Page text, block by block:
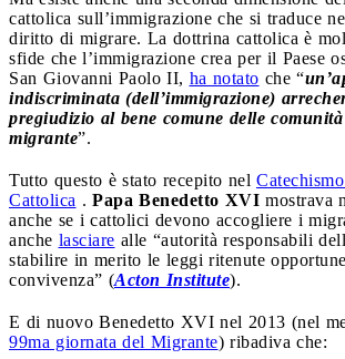
cattolica sull’immigrazione che si traduce
diritto di migrare. La dottrina cattolica è
sfide che l’immigrazione crea per il Paese
San Giovanni Paolo II, ha notato che “
indiscriminata (dell’immigrazione)
pregiudizio al bene comune delle
migrante”.
Tutto questo è stato recepito nel
Cattolica . Papa Benedetto XVI mostrava
anche se i cattolici devono accogliere i
anche lasciare alle “autorità responsabili
stabilire in merito le leggi ritenute
convivenza” (Acton Institute).
E di nuovo Benedetto XVI nel 2013 (nel
99ma giornata del Migrante) ribadiva che: